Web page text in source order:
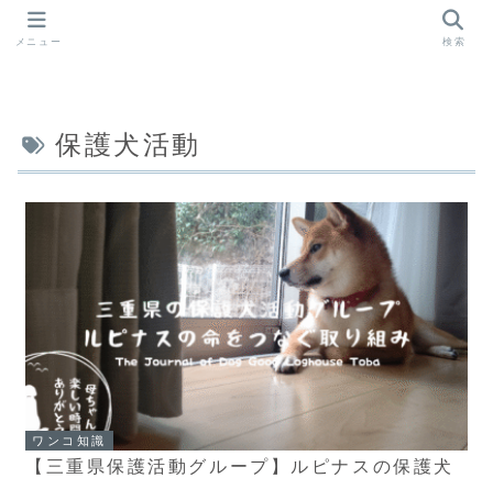
保護犬活動
ワンコ知識
【三重県保護活動グループ】ルピナスの保護犬
メニュー 検索